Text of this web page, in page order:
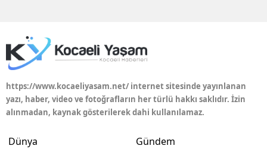
Erzurum
Eskişehir
https://www.kocaeliyasam.net/ internet sitesinde yayınlanan
yazı, haber, video ve fotoğrafların her türlü hakkı saklıdır. İzin
alınmadan, kaynak gösterilerek dahi kullanılamaz.
Dünya
Gündem